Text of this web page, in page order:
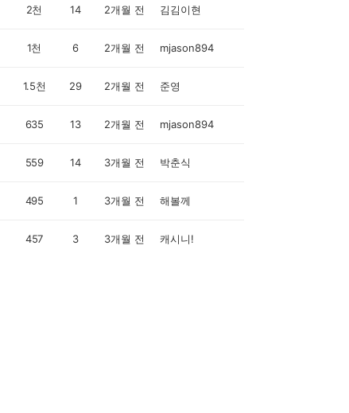
2천 14 2개월 전 김김이현
1천 6 2개월 전 mjason894
1.5천 29 2개월 전 준영
635 13 2개월 전 mjason894
559 14 3개월 전 박춘식
495 1 3개월 전 해볼께
457 3 3개월 전 캐시니!